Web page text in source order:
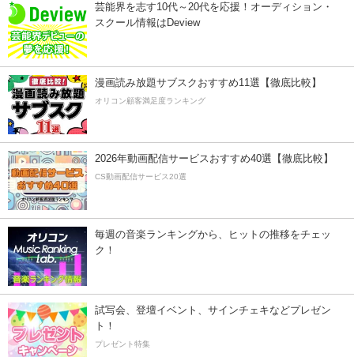
芸能界を志す10代～20代を応援！オーディション・
スクール情報はDeview
漫画読み放題サブスクおすすめ11選【徹底比較】
オリコン顧客満足度ランキング
2026年動画配信サービスおすすめ40選【徹底比較】
CS動画配信サービス20選
毎週の音楽ランキングから、ヒットの推移をチェッ
ク！
試写会、登壇イベント、サインチェキなどプレゼン
ト！
プレゼント特集